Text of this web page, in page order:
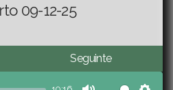
09-12-25
Seguinte